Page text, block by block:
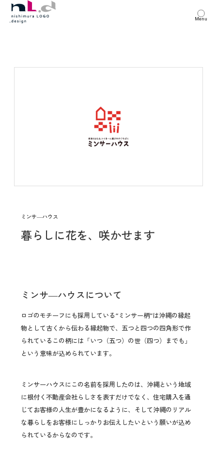
Menu
ミンサ―ハウス
暮らしに花を、咲かせます
ミンサ―ハウスについて
ロゴのモチーフにも採用している“ミンサー柄”は沖縄の縁起
物として古くから伝わる縁起物で、五つと四つの四角形で作
られているこの柄には「いつ（五つ）の世（四つ）までも」
という意味が込められています。
ミンサーハウスにこの名前を採用したのは、沖縄という地域
に根付く不動産会社らしさを表すだけでなく、住宅購入を通
じてお客様の人生が豊かになるように、そして沖縄のリアル
な暮らしをお客様にしっかりお伝えしたいという願いが込め
られているからなのです。